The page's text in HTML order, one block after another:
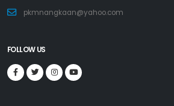
pkmnangkaan@yahoo.com
FOLLOW US